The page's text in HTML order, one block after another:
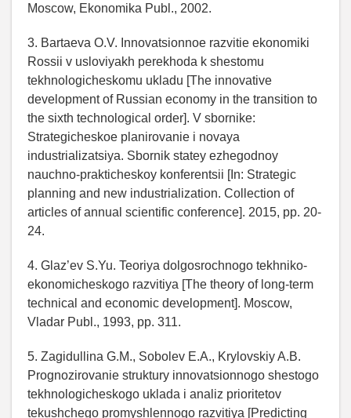
Moscow, Ekonomika Publ., 2002.
3. Bartaeva O.V. Innovatsionnoe razvitie ekonomiki
Rossii v usloviyakh perekhoda k shestomu
tekhnologicheskomu ukladu [The innovative
development of Russian economy in the transition to
the sixth technological order]. V sbornike:
Strategicheskoe planirovanie i novaya
industrializatsiya. Sbornik statey ezhegodnoy
nauchno-prakticheskoy konferentsii [In: Strategic
planning and new industrialization. Collection of
articles of annual scientific conference]. 2015, pp. 20-
24.
4. Glaz’ev S.Yu. Teoriya dolgosrochnogo tekhniko-
ekonomicheskogo razvitiya [The theory of long-term
technical and economic development]. Moscow,
Vladar Publ., 1993, pp. 311.
5. Zagidullina G.M., Sobolev E.A., Krylovskiy A.B.
Prognozirovanie struktury innovatsionnogo shestogo
tekhnologicheskogo uklada i analiz prioritetov
tekushchego promyshlennogo razvitiya [Predicting